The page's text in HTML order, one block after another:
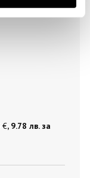
€, 9.78 лв. за